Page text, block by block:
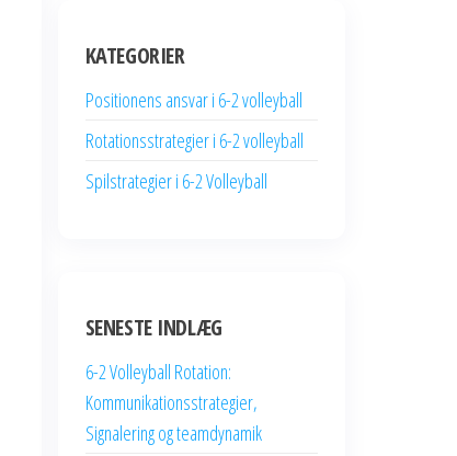
KATEGORIER
Positionens ansvar i 6-2 volleyball
Rotationsstrategier i 6-2 volleyball
Spilstrategier i 6-2 Volleyball
SENESTE INDLÆG
6-2 Volleyball Rotation:
Kommunikationsstrategier,
Signalering og teamdynamik